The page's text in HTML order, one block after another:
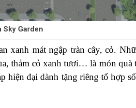
Sky Garden
xanh mát ngập tràn cây, cỏ.
thảm cỏ xanh tươi… là món quà
hiện đại dành tặng riêng tổ hợp